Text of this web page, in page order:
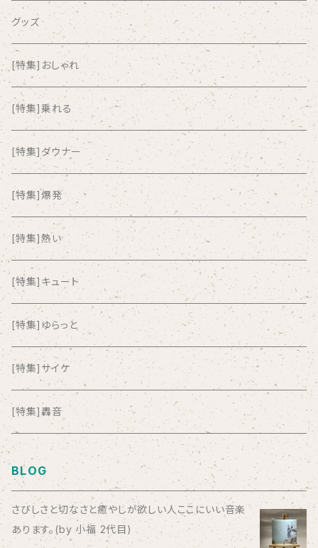
airlie
AKUTAGAWA FANCLUB
ALKASILKA
all about paradise
ALL ITEM 10 TIMES
Amia Calva
Amsterdamned
ANYO
And Summer Club
anticlockwise
Aysula
Bad Operation
Bagus!
グッズ
[特集]おしゃれ
[特集]乗れる
[特集]ダウナー
[特集]爆発
[特集]熱い
[特集]キュート
[特集]ゆらっと
[特集]サイケ
[特集]轟音
BLOG
さびしさと切なさと癒やしが欲しい人ここにいい音楽
あります。(by 小福 2代目)